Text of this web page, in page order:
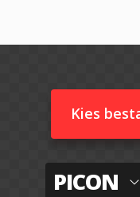
Kies
PICON